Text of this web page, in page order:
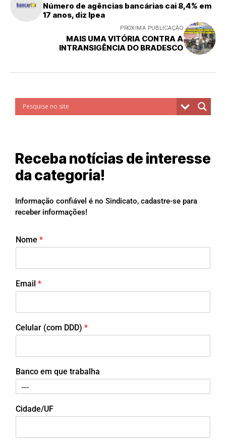
Número de agências bancárias cai 8,4% em
17 anos, diz Ipea
PRÓXIMA PUBLICAÇÃO
MAIS UMA VITÓRIA CONTRA A
INTRANSIGÊNCIA DO BRADESCO
Receba notícias de interesse
da categoria!
Informação confiável é no Sindicato, cadastre-se para
receber informações!
Nome *
Email *
Celular (com DDD) *
Banco em que trabalha
Cidade/UF